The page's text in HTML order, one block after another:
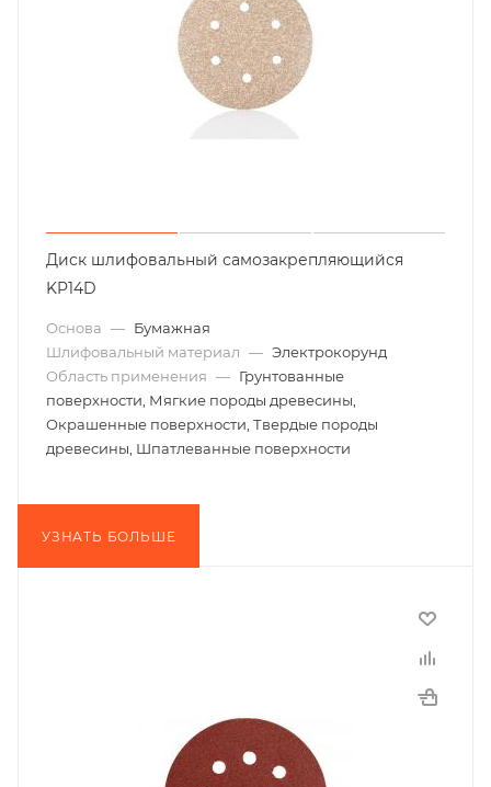
Диск шлифовальный самозакрепляющийся
KP14D
Основа — Бумажная
Шлифовальный материал — Электрокорунд
Область применения — Грунтованные
поверхности, Мягкие породы древесины,
Окрашенные поверхности, Твердые породы
древесины, Шпатлеванные поверхности
УЗНАТЬ БОЛЬШЕ